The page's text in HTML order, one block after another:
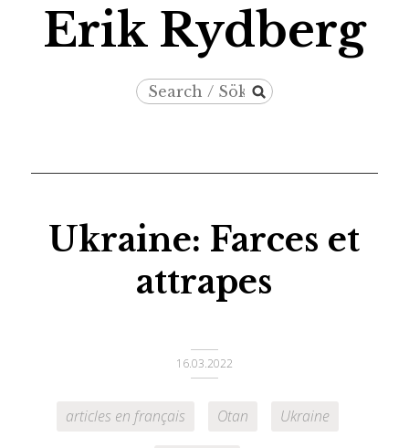
Erik Rydberg
SearchSearch
Ukraine: Farces et
attrapes
16.03.2022
articles en français Otan Ukraine